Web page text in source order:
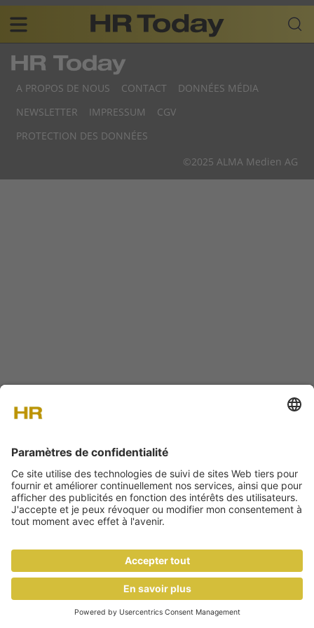
Skip
content
Plattform
für
Human
Resources
Main
navigation
FR
A PROPOS DE NOUS CONTACT
DONNÉES MÉDIA
NEWSLETTER
IMPRESSUM
CGV
PROTECTION DES DONNÉES
©2025 ALMA Medien AG